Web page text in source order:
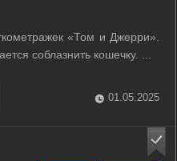
«Том и Джерри».
соблазнить кошечку. ...
01.05.2025